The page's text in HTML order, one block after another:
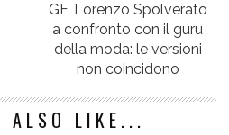
GF, Lorenzo Spolverato
a confronto con il guru
della moda: le versioni
non coincidono
ALSO LIKE...